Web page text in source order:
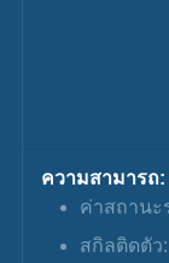
ความสามารถ:
ค่าสถานะ
สกิลติดตัว